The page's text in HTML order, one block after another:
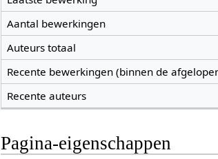
Aantal bewerkingen
Auteurs totaal
Recente bewerkingen (binnen de
Recente auteurs
Pagina-eigenschappen